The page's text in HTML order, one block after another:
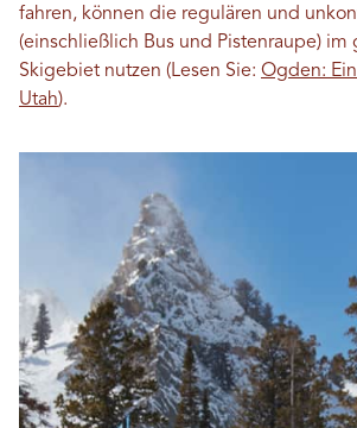
fahren, können die regulären und
(einschließlich Bus und Pistenraupe) im
Skigebiet nutzen (Lesen Sie: Ogden:
Utah).